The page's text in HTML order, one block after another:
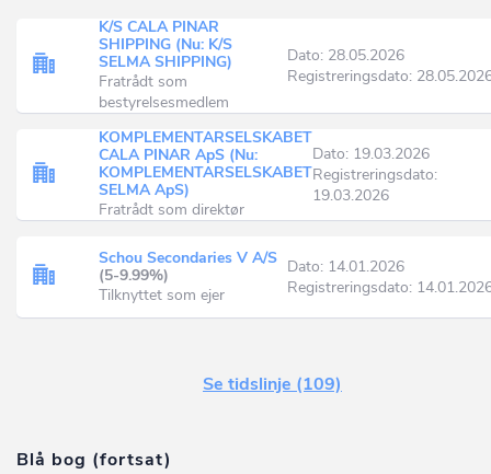
K/S CALA PINAR
SHIPPING (Nu: K/S
SELMA SHIPPING)
Fratrådt som
bestyrelsesmedlem
Dato: 28.05.2026
Registreringsdato:
KOMPLEMENTARSELSKABET
CALA PINAR ApS (Nu:
KOMPLEMENTARSELSKABET
SELMA ApS)
Fratrådt som direktør
Dato: 19.03.2026
Registreringsdato:
19.03.2026
Schou Secondaries V A/S
(5-9.99%)
Tilknyttet som ejer
Dato: 14.01.2026
Registreringsdato:
Se tidslinje (109)
Blå bog (fortsat)